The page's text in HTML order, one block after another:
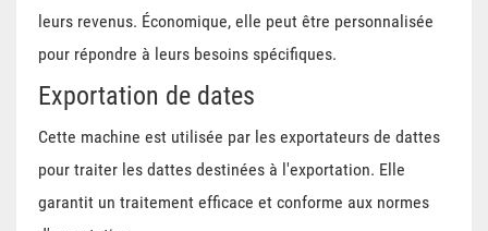
leurs revenus. Économique, elle peut être personnalisée
pour répondre à leurs besoins spécifiques.
Exportation de dates
Cette machine est utilisée par les exportateurs de dattes
pour traiter les dattes destinées à l'exportation. Elle
garantit un traitement efficace et conforme aux normes